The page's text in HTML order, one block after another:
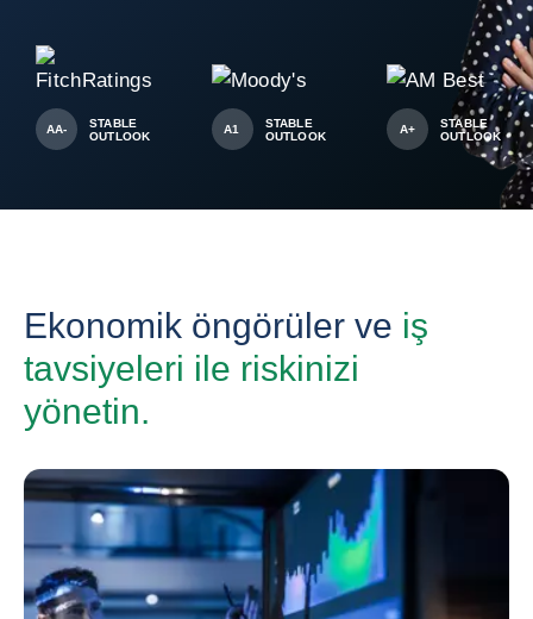
AA-
STABLE
OUTLOOK
A1
STABLE
OUTLOOK
A+
STABLE
OUTLOOK
Ekonomik öngörüler ve iş
tavsiyeleri ile riskinizi
yönetin.